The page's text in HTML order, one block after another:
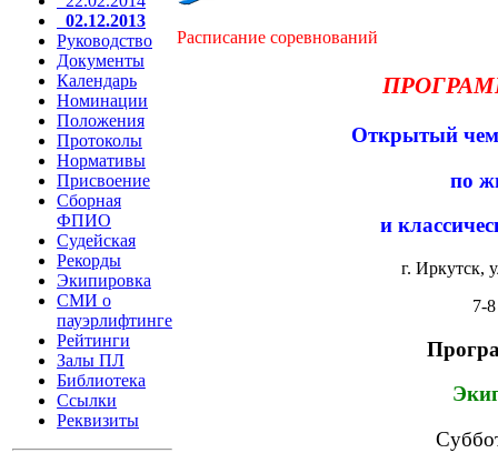
02.12.2013
Руководство
Документы
Календарь
Номинации
Положения
Протоколы
Нормативы
Присвоение
Сборная
ФПИО
Судейская
Рекорды
Экипировка
СМИ о
пауэрлифтинге
Рейтинги
Залы ПЛ
Библиотека
Ссылки
Реквизиты
Расписание соревнований
Открытый
по
и
г. Иркутск,
7-